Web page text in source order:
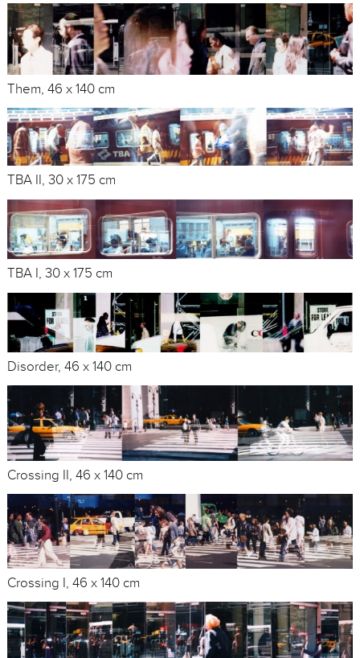
Them, 46 x 140 cm
TBA II, 30 x 175 cm
TBA I, 30 x 175 cm
Disorder, 46 x 140 cm
Crossing II, 46 x 140 cm
Crossing I, 46 x 140 cm